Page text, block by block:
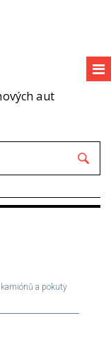
aut
a pokuty